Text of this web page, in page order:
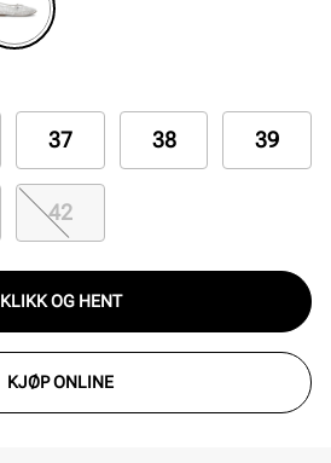
37 38 39
42
KLIKK OG HENT
KJØP ONLINE